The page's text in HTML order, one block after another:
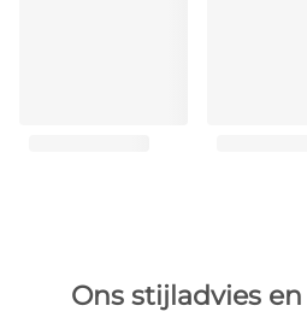
Ons stijladvies